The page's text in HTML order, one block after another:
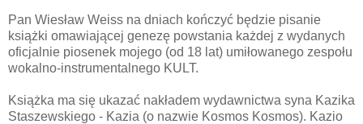
Pan Wiesław Weiss na dniach kończyć będzie pisanie
książki omawiającej genezę powstania każdej z wydanych
oficjalnie piosenek mojego (od 18 lat) umiłowanego zespołu
wokalno-instrumentalnego KULT.
Książka ma się ukazać nakładem wydawnictwa syna Kazika
Staszewskiego - Kazia (o nazwie Kosmos Kosmos). Kazio